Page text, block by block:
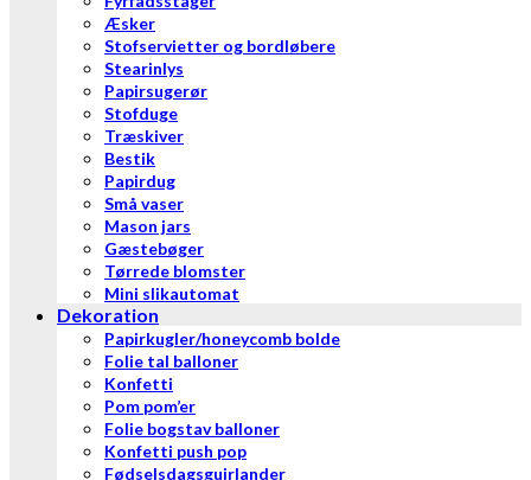
Æsker
Stofservietter og bordløbere
Stearinlys
Papirsugerør
Stofduge
Træskiver
Bestik
Papirdug
Små vaser
Mason jars
Gæstebøger
Tørrede blomster
Mini slikautomat
Dekoration
Papirkugler/honeycomb bolde
Folie tal balloner
Konfetti
Pom pom’er
Folie bogstav balloner
Konfetti push pop
Fødselsdagsguirlander